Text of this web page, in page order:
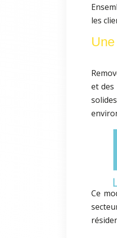
les
et des
Ce